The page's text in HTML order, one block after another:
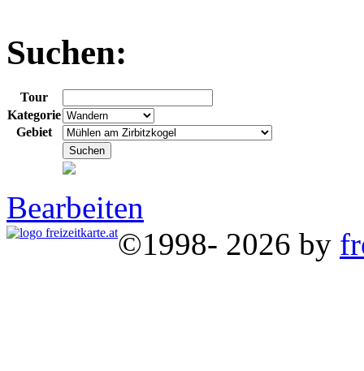
Suchen:
Tour
Kategorie
Gebiet
Bearbeiten
©1998- 2026 by